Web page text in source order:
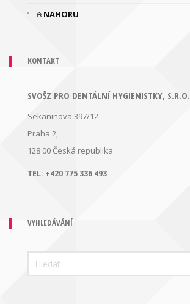
NAHORU
KONTAKT
SVOŠZ PRO DENTÁLNÍ HYGIENISTKY, S.R.O.
Sekaninova 397/12
Praha 2,
128 00 Česká republika
TEL: +420 775 336 493
VYHLEDÁVÁNÍ